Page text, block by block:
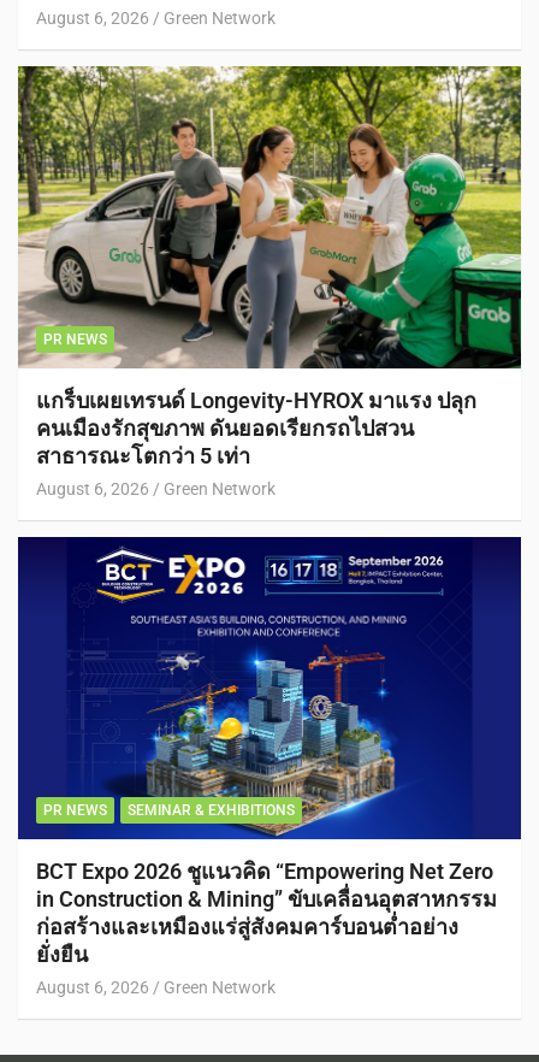
August 6, 2026 Green Network
PR NEWS
แกร็บเผยเทรนด์ Longevity-HYROX มาแรง ปลุก
คนเมืองรักสุขภาพ ดันยอดเรียกรถไปสวน
สาธารณะโตกว่า 5 เท่า
August 6, 2026 Green Network
PR NEWS SEMINAR & EXHIBITIONS
BCT Expo 2026 ชูแนวคิด “Empowering Net Zero
in Construction & Mining” ขับเคลื่อนอุตสาหกรรม
ก่อสร้างและเหมืองแร่สู่สังคมคาร์บอนต่ำอย่าง
ยั่งยืน
August 6, 2026 Green Network